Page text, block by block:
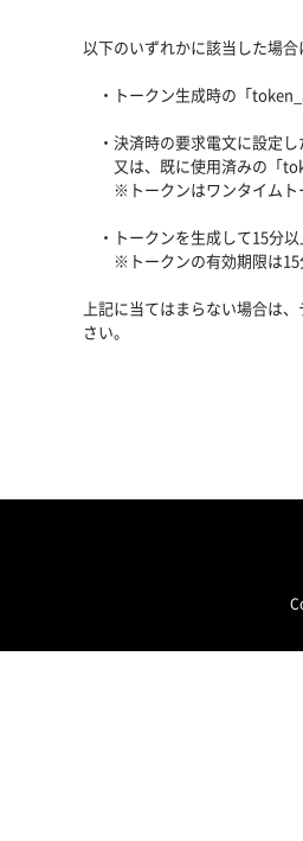
以下のいずれかに該当した場合
・トークン生成時の「
・決済時の要求電文に設定し
又は、既に使用済みの「
※トークンはワンタイムトー
・トークンを生成して15分以
※トークンの有効期限は15
上記に当てはまらない場合は
さい。